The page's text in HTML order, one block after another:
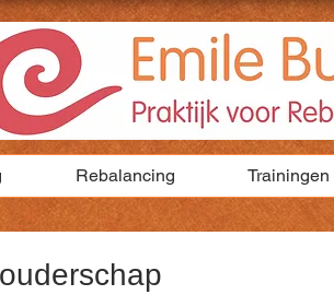
Rebalancing Trainingen